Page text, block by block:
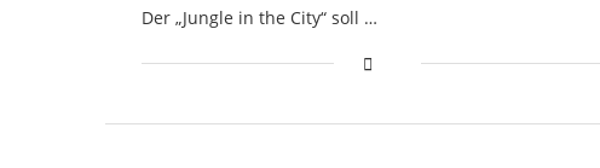
Der „Jungle in the City“ soll …